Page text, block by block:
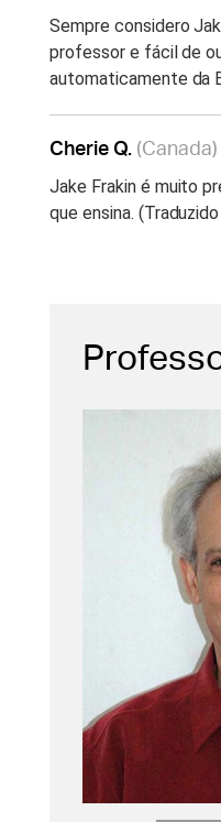
Sempre considero
professor e fácil de
automaticamente da
Cherie Q. (Canada)
Jake Frakin é muito
que ensina.